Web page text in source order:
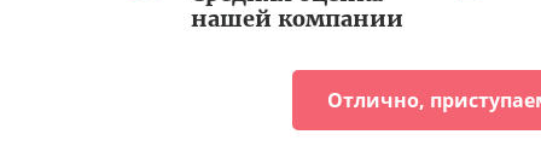
нашей компании
Отлично,